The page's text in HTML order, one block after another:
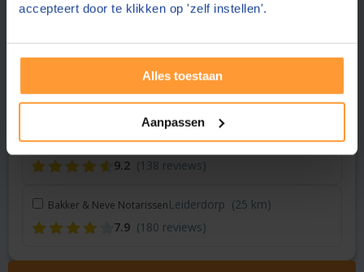
accepteert door te klikken op 'zelf instellen'.
Alles toestaan
Aanpassen
Gopisingh Van Os Notarissen
8.3 (158 reviews)
Notariskantoor Van LigtenAmsterdam
8.0 (401 reviews)
Duo NotariaatUtrecht (21 km)
9.2 (138 reviews)
Bakker & Neve NotarissenLeiderdorp (25 km)
7.9 (180 reviews)